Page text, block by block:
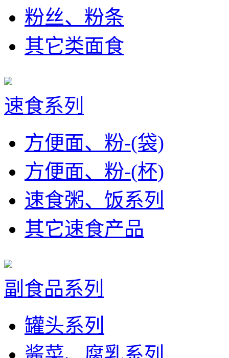
粉丝、粉条
其它类面食
速食系列
方便面、粉-(袋)
方便面、粉-(杯)
速食粥、饭系列
其它速食产品
副食品系列
罐头系列